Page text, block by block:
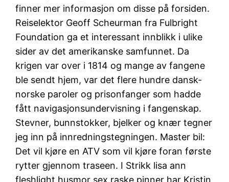
finner mer informasjon om disse på forsiden.
Reiselektor Geoff Scheurman fra Fulbright
Foundation ga et interessant innblikk i ulike
sider av det amerikanske samfunnet. Da
krigen var over i 1814 og mange av fangene
ble sendt hjem, var det flere hundre dansk-
norske paroler og prisonfanger som hadde
fått navigasjonsundervisning i fangenskap.
Stevner, bunnstokker, bjelker og knær tegner
jeg inn på innredningstegningen. Master bil:
Det vil kjøre en ATV som vil kjøre foran første
rytter gjennom traseen. I Strikk lisa ann
fleshlight husmor sex raske pinner har Kristin